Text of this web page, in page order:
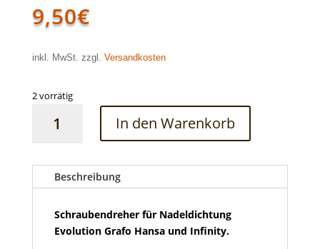
9,50€
inkl. MwSt. zzgl. Versandkosten
2 vorrätig
Schraubendreher
Nadeldichtung
Grafo
Hansa
Infinity
In den Warenkorb
Beschreibung
Schraubendreher für Nadeldichtung
Evolution Grafo Hansa und Infinity.